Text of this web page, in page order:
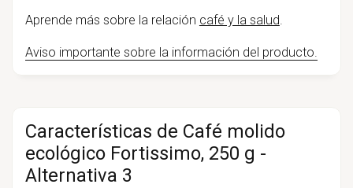
Aprende más sobre la relación café y la salud.
Aviso importante sobre la información del producto.
Características de Café molido
ecológico Fortissimo, 250 g -
Alternativa 3